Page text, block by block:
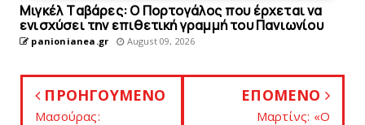
Mιγκέλ Tαβάρες: O Πορτογάλος που έρχεται να
ενισχύσει την επιθετική γραμμή του Πανιωνίου
panionianea.gr August 09, 2026
ΠΡΟΗΓΟΥΜΕΝΟ
Μασούρας:
ΕΠΟΜΕΝΟ
Μαρτίνς: «Ο